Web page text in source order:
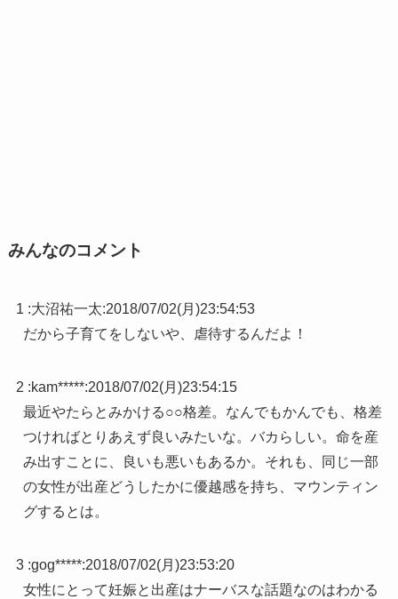
みんなのコメント
1 :大沼祐一太:2018/07/02(月)23:54:53
だから子育てをしないや、虐待するんだよ！
2 :kam*****:2018/07/02(月)23:54:15
最近やたらとみかける○○格差。なんでもかんでも、格差
つければとりあえず良いみたいな。バカらしい。命を産
み出すことに、良いも悪いもあるか。それも、同じ一部
の女性が出産どうしたかに優越感を持ち、マウンティン
グするとは。
3 :gog*****:2018/07/02(月)23:53:20
女性にとって妊娠と出産はナーバスな話題なのはわかる